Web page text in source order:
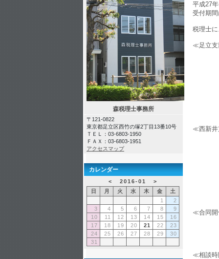
平成27
受付期
税理士
≪足立
≪西新
≪合同
≪相談
森税理士事務所
〒121-0822
東京都足立区西竹の塚2丁目13番10号
ＴＥＬ：03-6803-1950
ＦＡＸ：03-6803-1951
アクセスマップ
カレンダー
< 2016-01
>
日
月 火 水 木 金
土
1
2
3
4 5 6 7 8
9
10
11 12 13 14 15
16
17
18 19 20 21 22
23
24
25 26 27 28 29
30
31